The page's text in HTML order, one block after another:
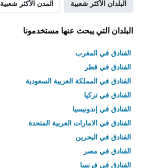
البلدان الأكثر شعبية المدن الأكثر شعبية
البلدان التي يبحث عنها مستخدمونا
الفنادق في المغرب
الفنادق في قطر
الفنادق في المملكة العربية السعودية
الفنادق في تركيا
الفنادق في إندونيسيا
الفنادق في الامارات العربية المتحدة
الفنادق في البحرين
الفنادق في مصر
الفنادق في فرنسا